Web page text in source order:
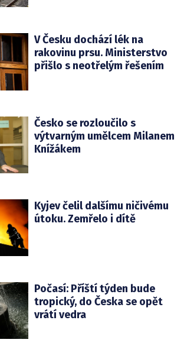
V Česku dochází lék na
rakovinu prsu. Ministerstvo
přišlo s neotřelým řešením
Česko se rozloučilo s
výtvarným umělcem Milanem
Knížákem
Kyjev čelil dalšímu ničivému
útoku. Zemřelo i dítě
Počasí: Příští týden bude
tropický, do Česka se opět
vrátí vedra